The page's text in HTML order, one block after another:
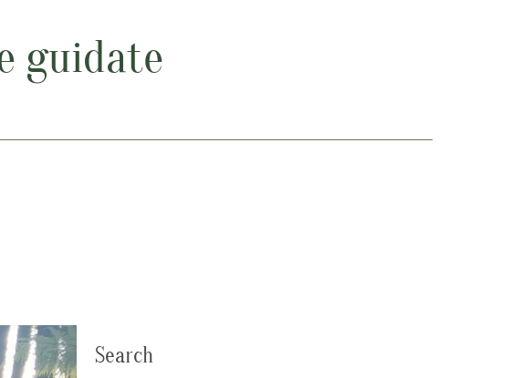
guidate
Search